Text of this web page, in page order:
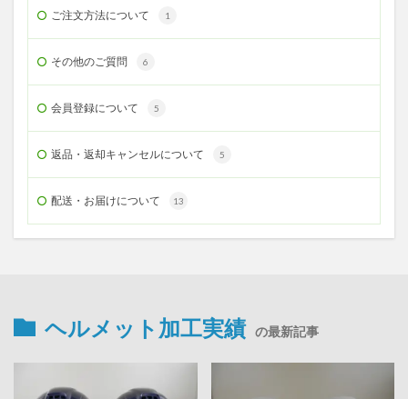
ご注文方法について 1
その他のご質問 6
会員登録について 5
返品・返却キャンセルについて 5
配送・お届けについて 13
ヘルメット加工実績 の最新記事